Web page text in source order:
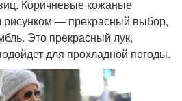
Коричневые кожаные
— прекрасный выбор,
Это прекрасный лук,
для прохладной погоды.